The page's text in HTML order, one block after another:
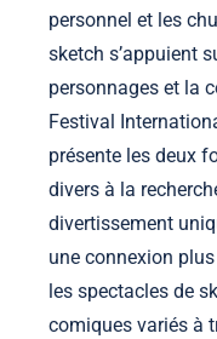
personnel et les
sketch s’appuient
personnages et la
Festival
présente les deux
divers à la
divertissement
une connexion
les spectacles de
comiques variés à